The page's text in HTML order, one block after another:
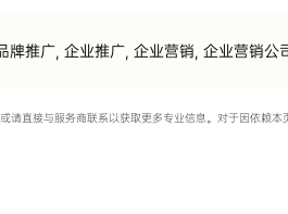
牌推广, 企业推广, 企业营销, 企业营销公
直接与服务商联系以获取更多专业信息。对于因依赖